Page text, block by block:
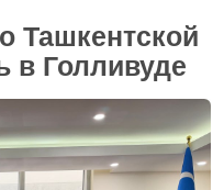
Ташкентской
в Голливуде